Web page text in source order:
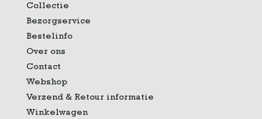
Collectie
Bezorgservice
Bestelinfo
Over ons
Contact
Webshop
Verzend & Retour informatie
Winkelwagen